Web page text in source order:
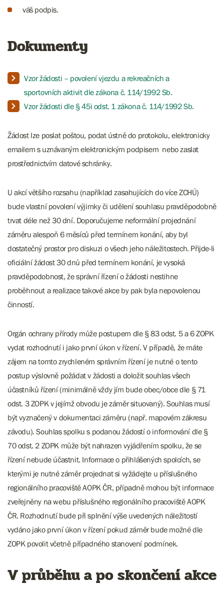
váš podpis.
Dokumenty
Vzor žádosti – povolení vjezdu a rekreačních a
sportovních aktivit dle zákona č. 114/1992 Sb.
Vzor žádosti dle § 45i odst. 1 zákona č. 114/1992 Sb.
Žádost lze poslat poštou, podat ústně do protokolu, elektronicky
emailem s uznávaným elektronickým podpisem nebo zaslat
prostřednictvím datové schránky.
U akcí většího rozsahu (například zasahujících do více ZCHÚ)
bude vlastní povolení výjimky či udělení souhlasu pravděpodobně
trvat déle než 30 dní. Doporučujeme neformální projednání
záměru alespoň 6 měsíců před termínem konání, aby byl
dostatečný prostor pro diskuzi o všech jeho náležitostech. Přijde-li
oficiální žádost 30 dnů před termínem konání, je vysoká
pravděpodobnost, že správní řízení o žádosti nestihne
proběhnout a realizace takové akce by pak byla nepovolenou
činností.
Orgán ochrany přírody může postupem dle § 83 odst. 5 a 6 ZOPK
vydat rozhodnutí i jako první úkon v řízení. V případě, že máte
zájem na tomto zrychleném správním řízení je nutné o tento
postup výslovně požádat v žádosti a doložit souhlas všech
účastníků řízení (minimálně vždy jím bude obec/obce dle § 71
odst. 3 ZOPK v jejímž obvodu je záměr situovaný). Souhlas musí
být vyznačený v dokumentaci záměru (např. mapovém zákresu
závodu). Souhlas spolku s podanou žádostí o informování dle §
70 odst. 2 ZOPK může být nahrazen vyjádřením spolku, že se
řízení nebude účastnit. Informace o přihlášených spolcích, se
kterými je nutné záměr projednat si vyžádejte u příslušného
regionálního pracoviště AOPK ČR, případně mohou být informace
zveřejněny na webu příslušného regionálního pracoviště AOPK
ČR. Rozhodnutí bude při splnění výše uvedených náležitostí
vydáno jako první úkon v řízení pokud záměr bude možné dle
ZOPK povolit včetně případného stanovení podmínek.
V průběhu a po skončení akce